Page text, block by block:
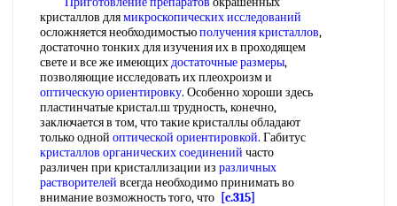
кристаллов длямикроскопических исследований
осложняется необходимостьюполучения кристаллов,
достаточно тонких для изучения их в проходящем
свете и все же имеющихдостаточные размеры,
позволяющие исследовать их плеохроизм и
оптическую ориентировку. Особенно хороши здесь
пластинчатые кристал.ш трудность, конечно,
заключается в том, что такие кристаллы обладают
только одной оптической ориентировкой. Габитус
кристаллов органических соединений часто
различен при кристаллизации из различных
растворителей всегда необходимо принимать во
внимание возможность того, что [c.315]